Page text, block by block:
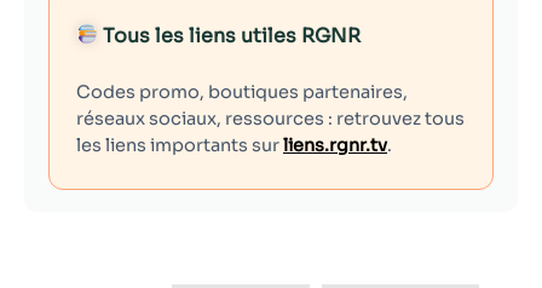
Tous les liens utiles RGNR
Codes promo, boutiques partenaires,
réseaux sociaux, ressources : retrouvez tous
les liens importants surliens.rgnr.tv.